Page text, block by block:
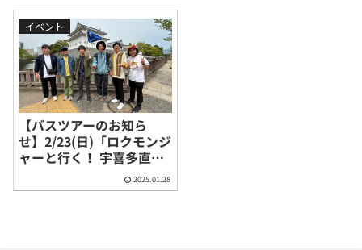
イベント
【バスツアーのお知ら
せ】2/23(日)「ロクモンジ
ャーと行く！ 宇喜多直家
公の足跡をめぐるバスツ
アー」＠岡山県岡山市・
2025.01.28